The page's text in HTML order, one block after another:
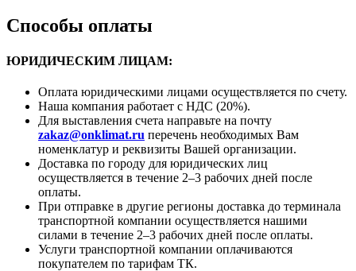
Способы оплаты
ЮРИДИЧЕСКИМ ЛИЦАМ:
Оплата юридическими лицами осуществляется по счету.
Наша компания работает с НДС (20%).
Для выставления счета направьте на почту
zakaz@onklimat.ru перечень необходимых Вам
номенклатур и реквизиты Вашей организации.
Доставка по городу для юридических лиц
осуществляется в течение 2–3 рабочих дней после
оплаты.
При отправке в другие регионы доставка до терминала
транспортной компании осуществляется нашими
силами в течение 2–3 рабочих дней после оплаты.
Услуги транспортной компании оплачиваются
покупателем по тарифам ТК.